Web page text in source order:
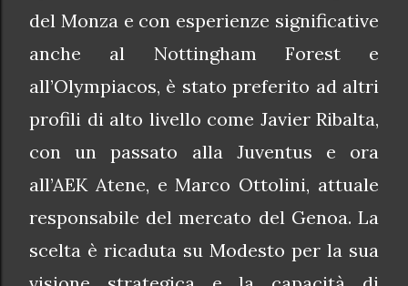
del Monza e con esperienze significative
anche al Nottingham Forest e
all’Olympiacos, è stato preferito ad altri
profili di alto livello come Javier Ribalta,
con un passato alla Juventus e ora
all’AEK Atene, e Marco Ottolini, attuale
responsabile del mercato del Genoa. La
scelta è ricaduta su Modesto per la sua